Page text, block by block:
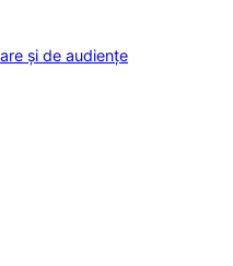
și de audiențe